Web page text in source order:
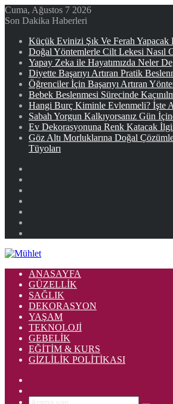
Cuma, Ağustos 7 2026
Son Dakika Haberleri
Küçük Evinizi Şık Ve Ferah Yapacak
Doğal Yöntemlerle Cilt Lekesi Nasıl
Yapay Zeka ile Hayatımızda Neler
Diyette Başarıyı Artıran Pratik
Öğrenciler İçin Başarıyı Artıran
Bebek Beslenmesi Sürecinde
Hangi Burç Kiminle Evlenmeli? İşte
Sabah Yorgun Kalkıyorsanız Gün
Ev Dekorasyonuna Renk Katacak
Göz Altı Morluklarına Doğal
Tüyoları
ANASAYFA
GÜZELLIK
SAĞLIK
DEKORASYON
YAŞAM
TEKNOLOJI
GEBELIK
EĞITIM & KURS
GIZLILIK POLITIKASI